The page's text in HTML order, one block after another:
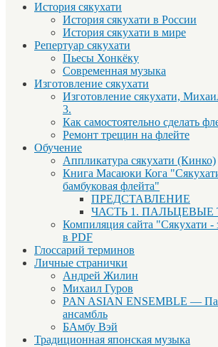
История сякухати
История сякухати в России
История сякухати в мире
Репертуар сякухати
Пьесы Хонкёку
Современная музыка
Изготовление сякухати
Изготовление сякухати,
3.
Как самостоятельно сделать
Ремонт трещин на флейте
Обучение
Аппликатура сякухати (Кинко)
Книга Масаюки Кога
бамбуковая флейта"
ПРЕДСТАВЛЕНИЕ
ЧАСТЬ 1.
Компиляция сайта "Сякухати -
в PDF
Глоссарий терминов
Личные странички
Андрей Жилин
Михаил Гуров
PAN ASIAN ENSEMBLE —
ансамбль
БАмбу Вэй
Традиционная японская музыка